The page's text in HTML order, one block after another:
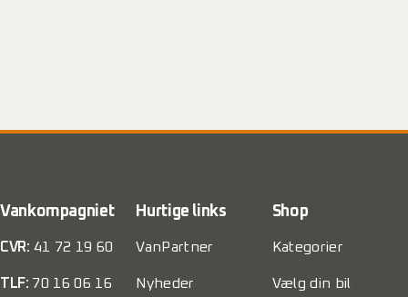
Vankompagniet
CVR: 41 72 19 60
TLF: 70 16 06 16
Hurtige links
VanPartner
Nyheder
Shop
Kategorier
Vælg din bil